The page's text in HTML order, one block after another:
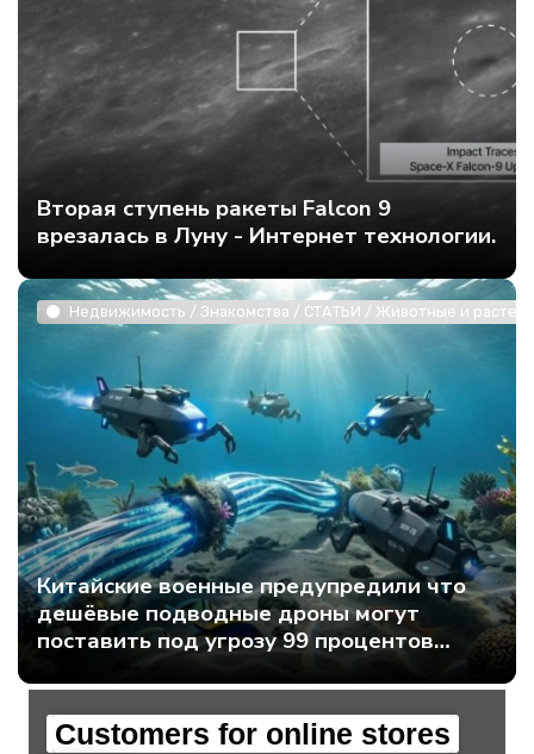
Вторая ступень ракеты Falcon 9
врезалась в Луну - Интернет технологии.
Недвижимость / Знакомства / СТАТЬИ / Животные и
Китайские военные предупредили что
дешёвые подводные дроны могут
поставить под угрозу 99 процентов
мирового интернет-трафика - Интернет
технологии.
Customers for online stores